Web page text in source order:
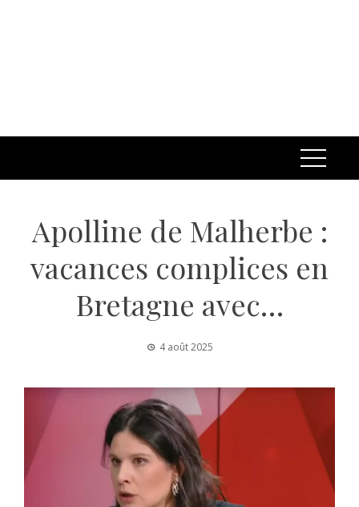
Apolline de Malherbe :
vacances complices en
Bretagne avec…
4 août 2025